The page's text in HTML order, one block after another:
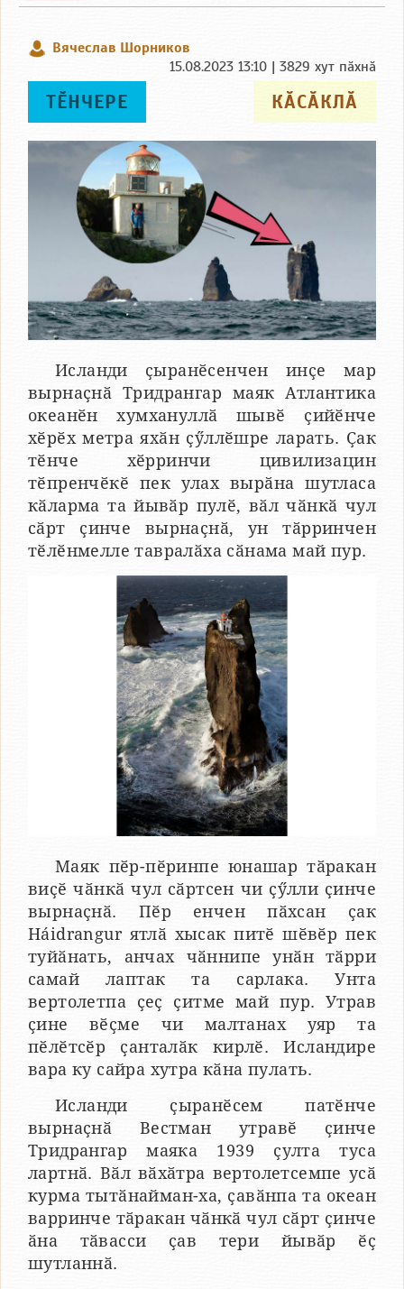
Вячеслав Шорников
15.08.2023 13:10 | 3829 хут пӑхнӑ
КӐСӐКЛӐ
ТӖНЧЕРЕ
Исланди ҫыранӗсенчен инҫе мар
вырнаҫнӑ Тридрангар маяк Атлантика
океанӗн хумхануллӑ шывӗ ҫийӗнче
хӗрӗх метра яхӑн ҫӳллӗшре ларать. Ҫак
тӗнче хӗрринчи цивилизацин
тӗпренчӗкӗ пек улах вырӑна шутласа
кӑларма та йывӑр пулӗ, вӑл чӑнкӑ чул
сӑрт ҫинче вырнаҫнӑ, ун тӑрринчен
тӗлӗнмелле тавралӑха сӑнама май пур.
Маяк пӗр-пӗринпе юнашар тӑракан
виҫӗ чӑнкӑ чул сӑртсен чи ҫӳлли ҫинче
вырнаҫнӑ. Пӗр енчен пӑхсан ҫак
Háidrangur ятлӑ хысак питӗ шӗвӗр пек
туйӑнать, анчах чӑннипе унӑн тӑрри
самай лаптак та сарлака. Унта
вертолетпа ҫеҫ ҫитме май пур. Утрав
ҫине вӗҫме чи малтанах уяр та
пӗлӗтсӗр ҫанталӑк кирлӗ. Исландире
вара ку сайра хутра кӑна пулать.
Исланди ҫыранӗсем патӗнче
вырнаҫнӑ Вестман утравӗ ҫинче
Тридрангар маяка 1939 ҫулта туса
лартнӑ. Вӑл вӑхӑтра вертолетсемпе усӑ
курма тытӑнайман-ха, ҫавӑнпа та океан
варринче тӑракан чӑнкӑ чул сӑрт ҫинче
ӑна тӑвасси ҫав тери йывӑр ӗҫ
шутланнӑ.